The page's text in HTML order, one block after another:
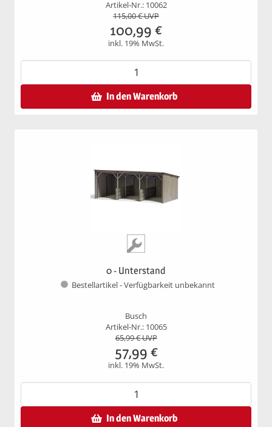
Artikel-Nr.: 10062
115,00€ UVP
100,99 €
inkl. 19% MwSt.
In den Warenkorb
0 - Unterstand
Bestellartikel - Verfügbarkeit unbekannt
Busch
Artikel-Nr.: 10065
65,99€ UVP
57,99 €
inkl. 19% MwSt.
In den Warenkorb